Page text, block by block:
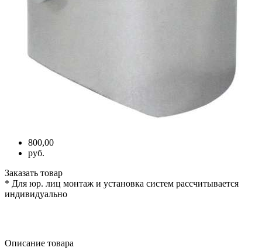
800,00
руб.
Заказать товар
* Для юр. лиц монтаж и установка систем рассчитывается
индивидуально
Описание товара